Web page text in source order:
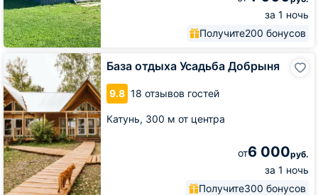
за 1 ночь
Получите200 бонусов
База отдыха Усадьба Добрыня
9.8 18 отзывов гостей
Катунь, 300 м от центра
от6 000руб.
за 1 ночь
Получите300 бонусов
База
отдыха
Усадьба
Добрыня